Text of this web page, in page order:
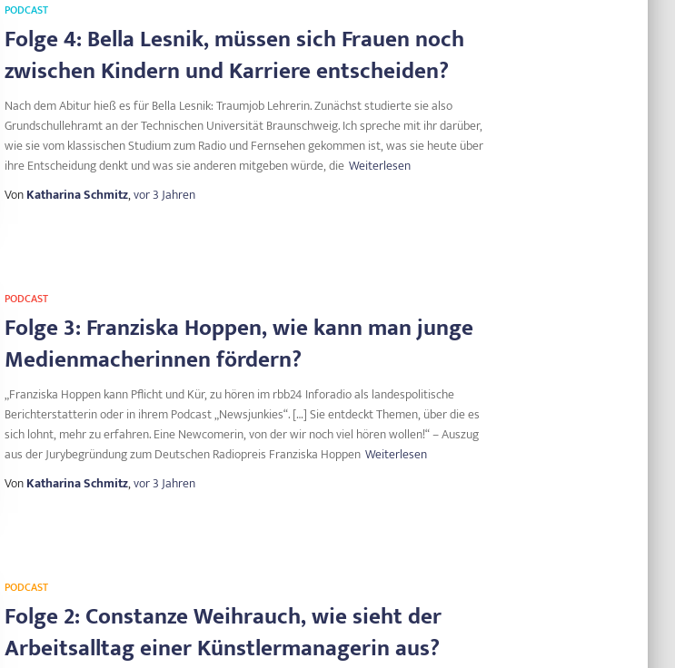
PODCAST
Folge 4: Bella Lesnik, müssen sich Frauen noch
zwischen Kindern und Karriere entscheiden?
Nach dem Abitur hieß es für Bella Lesnik: Traumjob Lehrerin. Zunächst studierte sie also
Grundschullehramt an der Technischen Universität Braunschweig. Ich spreche mit ihr darüber,
wie sie vom klassischen Studium zum Radio und Fernsehen gekommen ist, was sie heute über
ihre Entscheidung denkt und was sie anderen mitgeben würde, die Weiterlesen
VonKatharina Schmitz,vor3 Jahren
PODCAST
Folge 3: Franziska Hoppen, wie kann man junge
Medienmacherinnen fördern?
„Franziska Hoppen kann Pflicht und Kür, zu hören im rbb24 Inforadio als landespolitische
Berichterstatterin oder in ihrem Podcast „Newsjunkies“. […] Sie entdeckt Themen, über die es
sich lohnt, mehr zu erfahren. Eine Newcomerin, von der wir noch viel hören wollen!“ – Auszug
aus der Jurybegründung zum Deutschen Radiopreis Franziska Hoppen Weiterlesen
VonKatharina Schmitz,vor3 Jahren
PODCAST
Folge 2: Constanze Weihrauch, wie sieht der
Arbeitsalltag einer Künstlermanagerin aus?